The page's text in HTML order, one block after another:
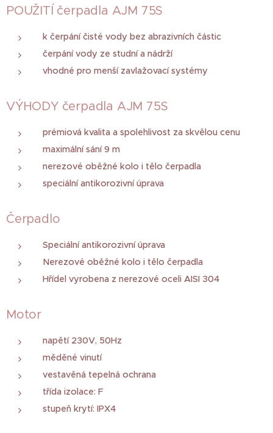
POUŽITÍ čerpadla AJM 75S
k čerpání čisté vody bez abrazivních částic
čerpání vody ze studní a nádrží
vhodné pro menší zavlažovací systémy
VÝHODY čerpadla AJM 75S
prémiová kvalita a spolehlivost za skvělou cenu
maximální sání 9 m
nerezové oběžné kolo i tělo čerpadla
speciální antikorozivní úprava
Čerpadlo
Speciální antikorozivní úprava
Nerezové oběžné kolo i tělo čerpadla
Hřídel vyrobena z nerezové oceli AISI 304
Motor
napětí 230V, 50Hz
měděné vinutí
vestavěná tepelná ochrana
třída izolace: F
stupeň krytí: IPX4